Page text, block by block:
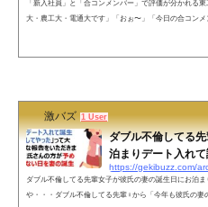
「新入社員」と「合コンメンバー」で評価が分かれる
大・農工大・電通大です」「おぉ〜」「今日の合コン
激バズ 1 User
ダブル不倫してる
泊まりデート入れ
https://gekibuzz.com/
ダブル不倫してる先輩女子が彼氏の妻の誕生日にお泊
や・・・ダブル不倫してる先輩♀から「今年も彼氏の妻